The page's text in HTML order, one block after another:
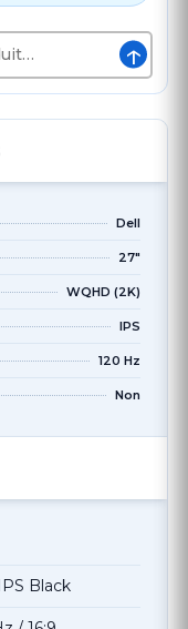
↑
Dell
27"
WQHD (2K)
IPS
120 Hz
Non
Black